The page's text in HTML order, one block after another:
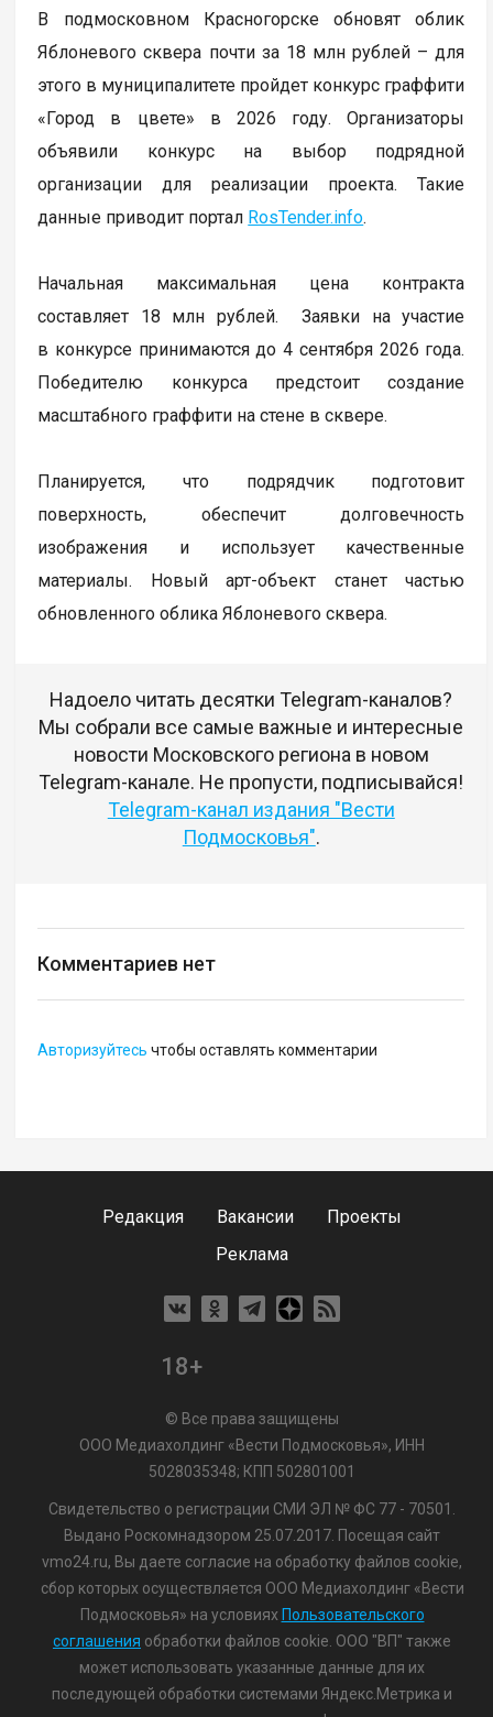
В подмосковном Красногорске обновят облик
Яблоневого сквера почти за 18 млн рублей – для
этого в муниципалитете пройдет конкурс граффити
«Город в цвете» в 2026 году. Организаторы
объявили конкурс на выбор подрядной
организации для реализации проекта. Такие
данные приводит портал RosTender.info.
Начальная максимальная цена контракта
составляет 18 млн рублей. Заявки на участие
в конкурсе принимаются до 4 сентября 2026 года.
Победителю конкурса предстоит создание
масштабного граффити на стене в сквере.
Планируется, что подрядчик подготовит
поверхность, обеспечит долговечность
изображения и использует качественные
материалы. Новый арт-объект станет частью
обновленного облика Яблоневого сквера.
Надоело читать десятки Telegram-каналов?
Мы собрали все самые важные и интересные
новости Московского региона в новом
Telegram-канале. Не пропусти, подписывайся!
Telegram-канал издания "Вести
Подмосковья".
Комментариев нет
Авторизуйтесь чтобы оставлять комментарии
Редакция Вакансии
Проекты
Реклама
18+
© Все права защищены
ООО Медиахолдинг «Вести Подмосковья», ИНН
5028035348; КПП 502801001
Свидетельство о регистрации СМИ ЭЛ № ФС 77 - 70501.
Выдано Роскомнадзором 25.07.2017. Посещая сайт
vmo24.ru, Вы даете согласие на обработку файлов cookie,
сбор которых осуществляется ООО Медиахолдинг «Вести
Подмосковья» на условиях Пользовательского
соглашения обработки файлов cookie. ООО "ВП" также
может использовать указанные данные для их
последующей обработки системами Яндекс.Метрика и